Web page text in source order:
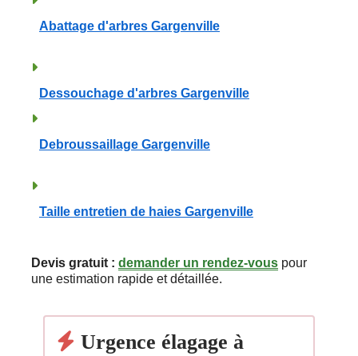
Abattage d'arbres Gargenville
Dessouchage d'arbres Gargenville
Debroussaillage Gargenville
Taille entretien de haies Gargenville
Devis gratuit : demander un rendez-vous pour
une estimation rapide et détaillée.
Urgence élagage à